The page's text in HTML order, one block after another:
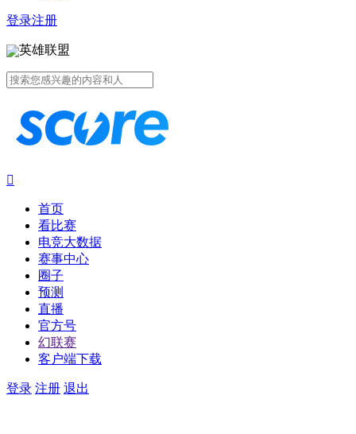
登录注册
英雄联盟

首页
看比赛
电竞大数据
赛事中心
圈子
预测
直播
官方号
幻联赛
客户端下载
登录 注册 退出